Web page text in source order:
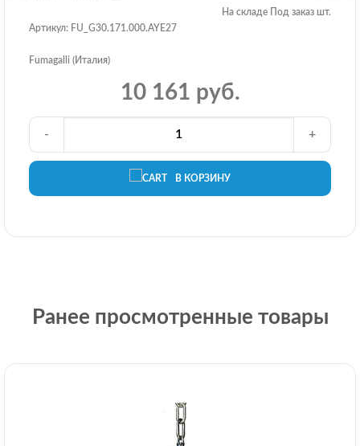
На складе Под заказ шт.
Артикул: FU_G30.171.000.AYE27
Fumagalli (Италия)
10 161 руб.
В КОРЗИНУ
- +
Ранее просмотренные товары